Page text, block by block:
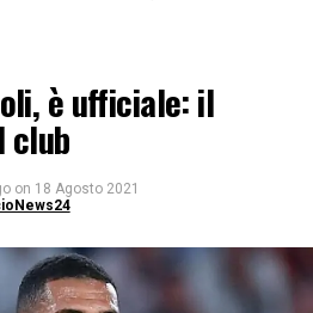
è ufficiale: il
club
on 18 Agosto 2021